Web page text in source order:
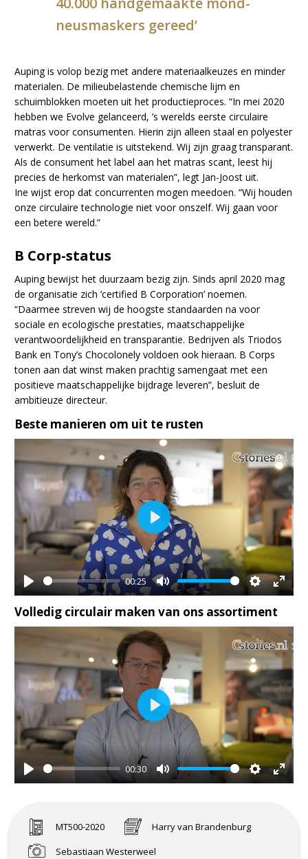
neusmaskers gereed’
Auping is volop bezig met andere materiaalkeuzes en minder
materialen. De milieubelastende chemische lijm en
schuimblokken moeten uit het productieproces. “In mei 2020
hebben we Evolve gelanceerd, ’s werelds eerste circulaire
matras voor consumenten. Hierin zijn alleen staal en polyester
verwerkt. De ventilatie is uitstekend. Wij zijn graag transparant.
Als de consument het label aan het matras scant, leest hij
precies de herkomst van materialen”, legt Jan-Joost uit.
Ine wijst erop dat concurrenten mogen meedoen. “Wij houden
onze circulaire technologie niet voor onszelf. Wij gaan voor
een betere wereld.”
B Corp-status
Auping bewijst het duurzaam bezig zijn. Sinds april 2020 mag
de organisatie zich ‘certified B Corporation’ noemen.
“Daarmee streven wij de hoogste standaarden na voor
sociale en ecologische prestaties, maatschappelijke
verantwoordelijkheid en transparantie. Bedrijven als Triodos
Bank en Tony’s Chocolonely voldoen ook hieraan. B Corps
tonen aan dat winst maken prachtig samengaat met een
positieve maatschappelijke bijdrage leveren”, besluit de
ambitieuze directeur.
Beste manieren om uit te rusten
Play
00:25
Mute Settings
Enter
Play
Volledig circulair maken van ons assortiment
Play
00:30
Mute Settings
Enter
Play
MT500-2020
Harry van Brandenburg
Sebastiaan Westerweel